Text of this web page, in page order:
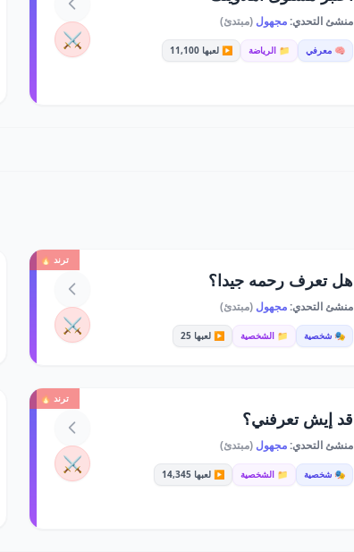
منشئ التحدي:مجهول(مبتدئ)
🧠 معرفي 📁 الرياضة ▶️ لعبها 11,100 ⚔️
ترند 🔥
هل تعرف رحمه جيدا؟
منشئ التحدي:مجهول(مبتدئ)
🎭 شخصية 📁 الشخصية ▶️ لعبها 25 ⚔️
ترند 🔥
قد إيش تعرفني؟
منشئ التحدي:مجهول(مبتدئ)
🎭 شخصية 📁 الشخصية ▶️ لعبها 14,345 ⚔️